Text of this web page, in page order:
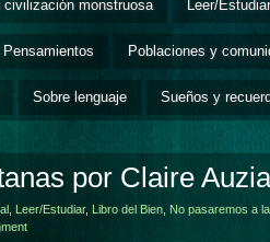
civilización monstruosa Leer/Estudiar
Pensamientos Poblaciones y
Sobre lenguaje Sueños y
por Claire
Leer/Estudiar, Libro del Bien No pasaremos a la